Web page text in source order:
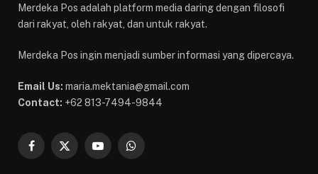
Merdeka Pos adalah platform media daring dengan filosofi
dari rakyat, oleh rakyat, dan untuk rakyat.
Merdeka Pos ingin menjadi sumber informasi yang dipercaya.
Email Us: maria.mektania@gmail.com
Contact: +62 813-7494-9844
Facebook
X
YouTubeWhatsApp